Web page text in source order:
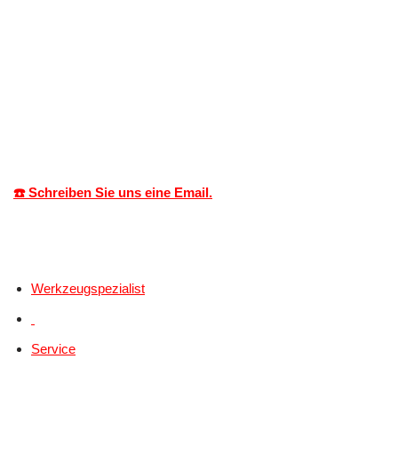
☎️ Schreiben Sie uns eine Email.
Werkzeugspezialist
Service